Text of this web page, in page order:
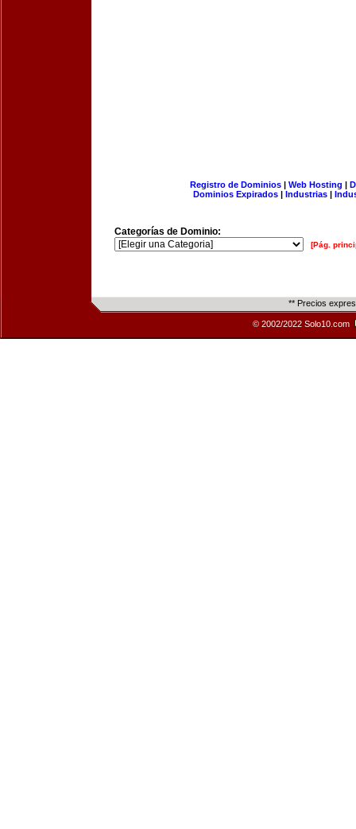
Registro de Dominios| Web Hosting |
Dominios Expirados | Industrias |
Categorías de Dominio:
[Pág.
** Precios
© 2002/2022 Solo10.com